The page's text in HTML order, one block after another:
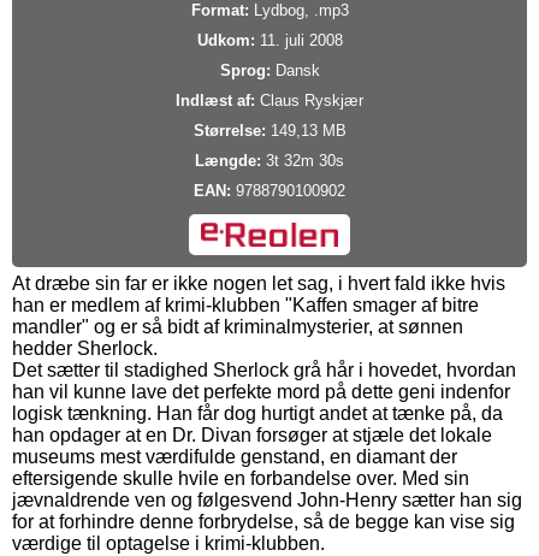
Format: Lydbog, .mp3
Udkom: 11. juli 2008
Sprog: Dansk
Indlæst af: Claus Ryskjær
Størrelse: 149,13 MB
Længde: 3t 32m 30s
EAN: 9788790100902
At dræbe sin far er ikke nogen let sag, i hvert fald ikke hvis
han er medlem af krimi-klubben "Kaffen smager af bitre
mandler" og er så bidt af kriminalmysterier, at sønnen
hedder Sherlock.
Det sætter til stadighed Sherlock grå hår i hovedet, hvordan
han vil kunne lave det perfekte mord på dette geni indenfor
logisk tænkning. Han får dog hurtigt andet at tænke på, da
han opdager at en Dr. Divan forsøger at stjæle det lokale
museums mest værdifulde genstand, en diamant der
eftersigende skulle hvile en forbandelse over. Med sin
jævnaldrende ven og følgesvend John-Henry sætter han sig
for at forhindre denne forbrydelse, så de begge kan vise sig
værdige til optagelse i krimi-klubben.